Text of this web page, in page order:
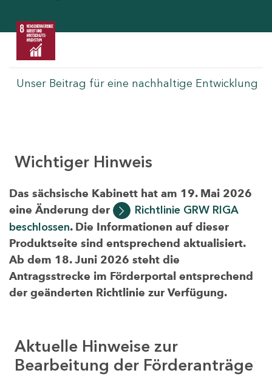
Unser Beitrag für eine nachhaltige Entwicklung
Wichtiger Hinweis
Das sächsische Kabinett hat am 19. Mai 2026
eine Änderung der
Richtlinie GRW RIGA
beschlossen. Die Informationen auf dieser
Produktseite sind entsprechend aktualisiert.
Ab dem 18. Juni 2026 steht die
Antragsstrecke im Förderportal entsprechend
der geänderten Richtlinie zur Verfügung.
Aktuelle Hinweise zur
Bearbeitung der Förderanträge